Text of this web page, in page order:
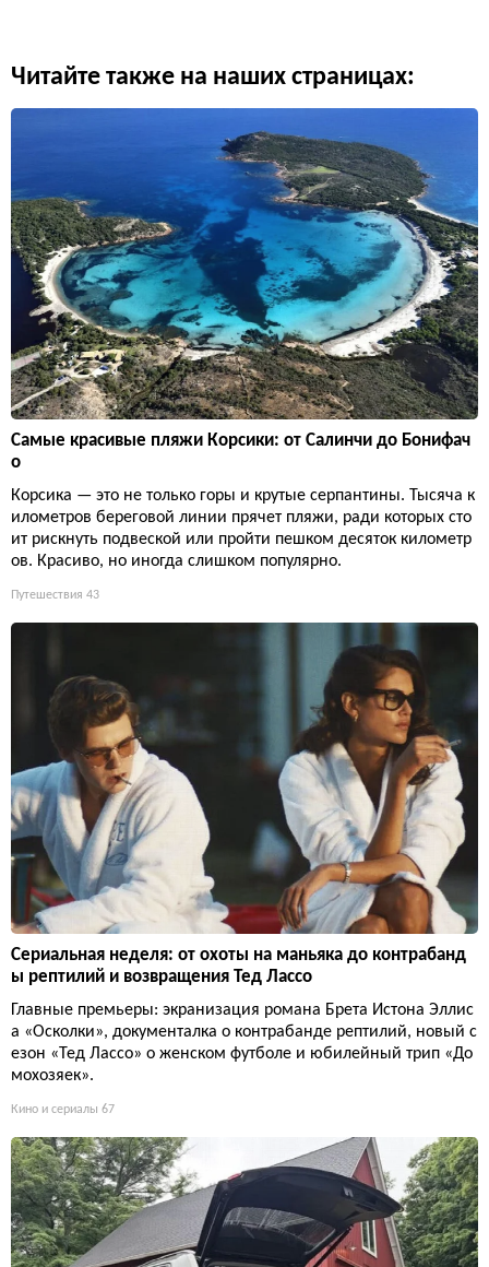
Читайте также на наших страницах:
Самые красивые пляжи Корсики: от Салинчи до Бонифач
о
Корсика — это не только горы и крутые серпантины. Тысяча к
илометров береговой линии прячет пляжи, ради которых сто
ит рискнуть подвеской или пройти пешком десяток километр
ов. Красиво, но иногда слишком популярно.
Путешествия 43
Сериальная неделя: от охоты на маньяка до контрабанд
ы рептилий и возвращения Тед Лассо
Главные премьеры: экранизация романа Брета Истона Эллис
а «Осколки», документалка о контрабанде рептилий, новый с
езон «Тед Лассо» о женском футболе и юбилейный трип «До
мохозяек».
Кино и сериалы 67